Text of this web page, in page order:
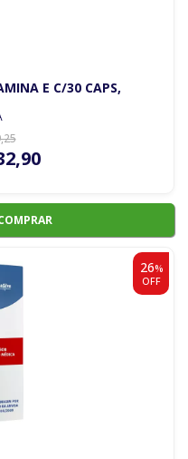
E C/30 CAPS,
,25
,90
26%
OFF